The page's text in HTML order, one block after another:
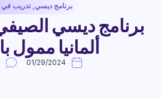
برنامج ديسي,تدريب في
برنامج ديسي
ألمانيا ممول
01/29/2024